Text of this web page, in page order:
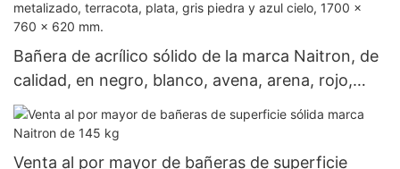
Bañera de acrílico sólido de la marca Naitron, de
calidad, en negro, blanco, avena, arena, rojo,
café, beige, aluminio metalizado, terracota, plata,
gris piedra y azul cielo, 1700 x 760 x 620 mm.
Venta al por mayor de bañeras de superficie